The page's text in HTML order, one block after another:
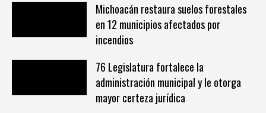
Michoacán restaura suelos forestales
en 12 municipios afectados por
incendios
76 Legislatura fortalece la
administración municipal y le otorga
mayor certeza jurídica